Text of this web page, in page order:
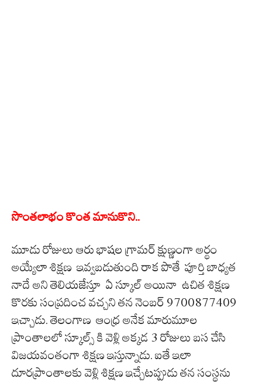
సొంతలాభం కొంత మానుకొని..
మూడు రోజులు ఆరు భాషల గ్రామర్ క్షుణ్ణంగా అర్థం
అయ్యేలా శిక్షణ ఇవ్వబడుతుంది రాక పొతే పూర్తి బాధ్యత
నాదే అని తెలియజేస్తూ ఏ స్కూల్ అయినా ఉచిత శిక్షణ
కొరకు సంప్రదించ వచ్చని తన నెంబర్ 9700877409
ఇచ్చాడు. తెలంగాణ ఆంధ్ర అనేక మారుమూల
ప్రాంతాలలో స్కూల్స్ కి వెళ్లి అక్కడ 3 రోజులు బస చేసి
విజయవంతంగా శిక్షణ ఇస్తున్నాడు. ఐతే ఇలా
దూరప్రాంతాలకు వెళ్లి శిక్షణ ఇచ్చేటప్పుడు తన సంస్థను